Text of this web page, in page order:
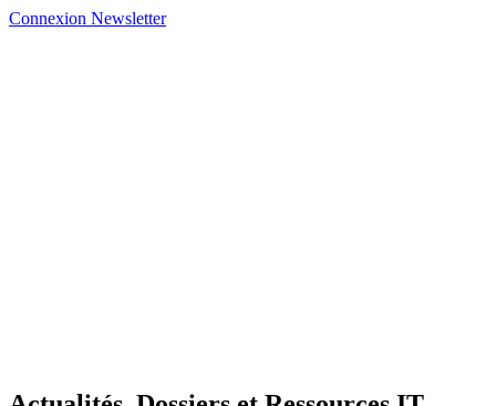
Connexion Newsletter